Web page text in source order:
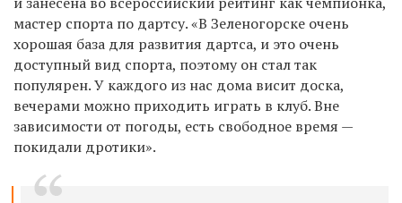
мастер спорта по дартсу. «В Зеленогорске очень
хорошая база для развития дартса, и это очень
доступный вид спорта, поэтому он стал так
популярен. У каждого из нас дома висит доска,
вечерами можно приходить играть в клуб. Вне
зависимости от погоды, есть свободное время —
покидали дротики».